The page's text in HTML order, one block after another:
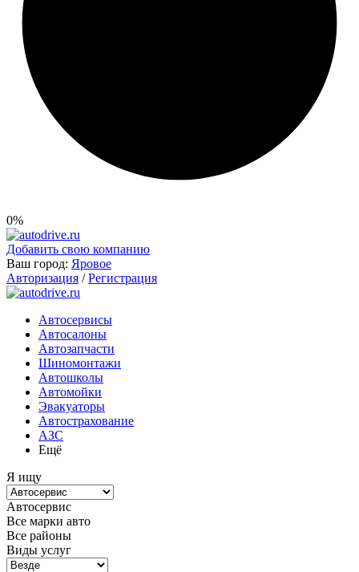
0%
Добавить свою компанию
Ваш город: Яровое
Авторизация / Регистрация
Автосервисы
Автосалоны
Автозапчасти
Шиномонтажи
Автошколы
Автомойки
Эвакуаторы
Автострахование
АЗС
Ещё
Я ищу
Автосервис
Все марки авто
Все районы
Виды услуг